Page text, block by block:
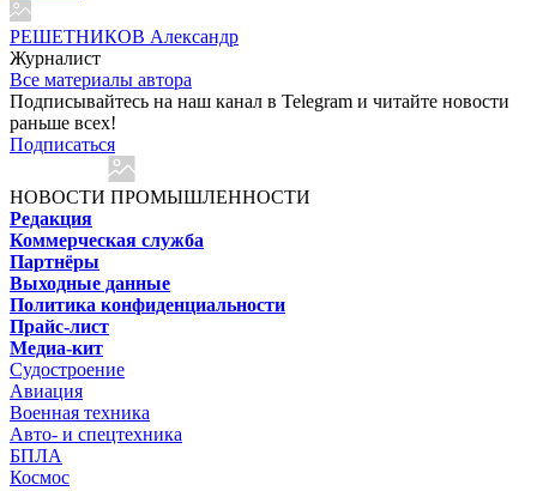
РЕШЕТНИКОВ Александр
Журналист
Все материалы автора
Подписывайтесь на наш канал в Telegram и читайте новости
раньше всех!
Подписаться
НОВОСТИ ПРОМЫШЛЕННОСТИ
Редакция
Коммерческая служба
Партнёры
Выходные данные
Политика конфиденциальности
Прайс-лист
Медиа-кит
Судостроение
Авиация
Военная техника
Авто- и спецтехника
БПЛА
Космос